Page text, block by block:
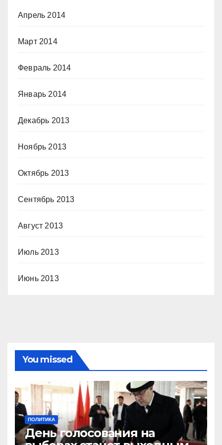
Апрель 2014
Март 2014
Февраль 2014
Январь 2014
Декабрь 2013
Ноябрь 2013
Октябрь 2013
Сентябрь 2013
Август 2013
Июль 2013
Июнь 2013
You missed
ПОЛИТИКА
День голосования на